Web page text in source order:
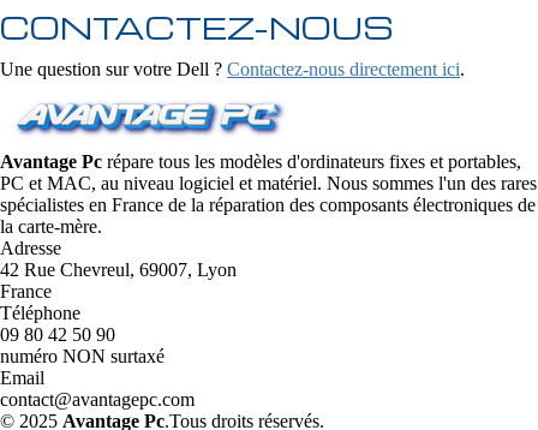
CONTACTEZ-NOUS
Une question sur votre Dell ? Contactez-nous directement ici.
Avantage Pc répare tous les modèles d'ordinateurs fixes et portables,
PC et MAC, au niveau logiciel et matériel. Nous sommes l'un des rares
spécialistes en France de la réparation des composants électroniques de
la carte-mère.
Adresse
42 Rue Chevreul, 69007, Lyon
France
Téléphone
09 80 42 50 90
numéro NON surtaxé
Email
contact@avantagepc.com
© 2025 Avantage Pc.Tous droits réservés.